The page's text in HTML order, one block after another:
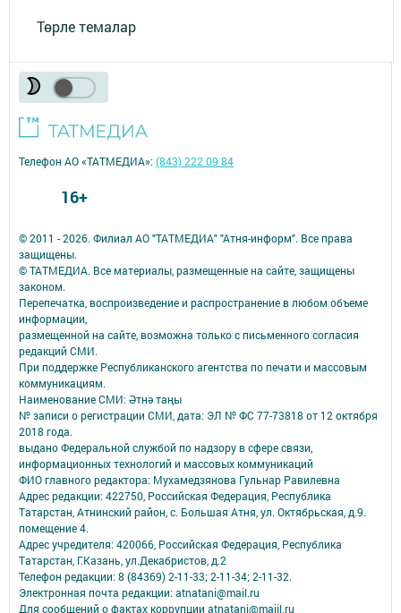
Төрле темалар
© 2011 - 2026. Филиал АО "ТАТМЕДИА" "Атня-информ". Все права
защищены.
© ТАТМЕДИА. Все материалы, размещенные на сайте, защищены
законом.
Перепечатка, воспроизведение и распространение в любом объеме
информации,
размещенной на сайте, возможна только с письменного согласия
редакций СМИ.
При поддержке Республиканского агентства по печати и массовым
коммуникациям.
Наименование СМИ: Әтнә таңы
№ записи о регистрации СМИ, дата: ЭЛ № ФС 77-73818 от 12 октября
2018 года.
выдано Федеральной службой по надзору в сфере связи,
информационных технологий и массовых коммуникаций
ФИО главного редактора: Мухамедзянова Гульнар Равилевна
Адрес редакции: 422750, Российская Федерация, Республика
Татарстан, Атнинский район, с. Большая Атня, ул. Октябрьская, д.9.
помещение 4.
Адрес учредителя: 420066, Российская Федерация, Республика
Татарстан, Г.Казань, ул.Декабристов, д.2
Телефон редакции: 8 (84369) 2-11-33; 2-11-34; 2-11-32.
Электронная почта редакции: atnatani@mail.ru
Для сообщений о фактах коррупции atnatani@maiil.ru
Телефон АО «ТАТМЕДИА»:(843) 222 09 84
16+